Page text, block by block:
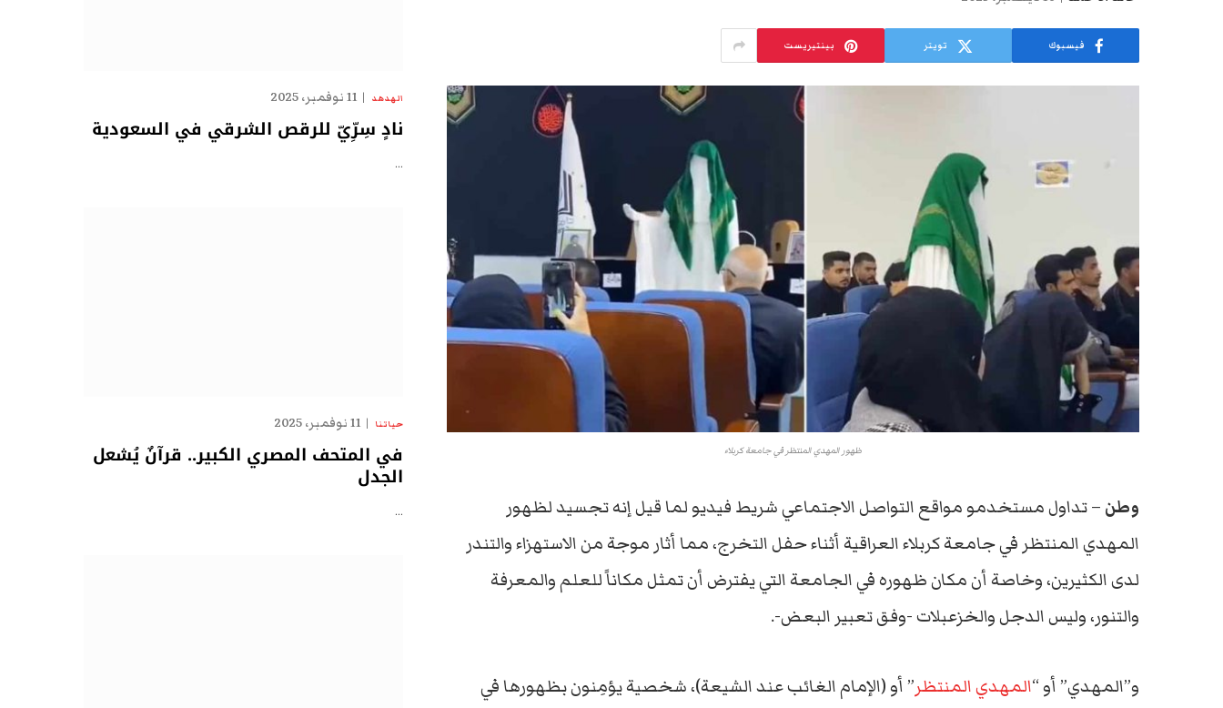
فيسبوك تويتر بينتيريست
ظهور المهدي المنتظر في جامعة كربلاء
وطن – تداول مستخدمو مواقع التواصل الاجتماعي شريط فيديو لما قيل إنه تجسيد لظهور
المهدي المنتظر في جامعة كربلاء العراقية أثناء حفل التخرج، مما أثار موجة من الاستهزاء والتندر
لدى الكثيرين، وخاصة أن مكان ظهوره في الجامعة التي يفترض أن تمثل مكاناً للعلم والمعرفة
والتنور، وليس الدجل والخزعبلات -وفق تعبير البعض-.
و”المهدي” أو “المهدي المنتظر” أو (الإمام الغائب عند الشيعة)، شخصية يؤمِنون بظهورها في
الهدهد 11 نوفمبر، 2025
نادٍ سِرِّيّ للرقص الشرقي في السعودية
…
حياتنا 11 نوفمبر، 2025
في المتحف المصري الكبير.. قرآنٌ يُشعل
الجدل
…